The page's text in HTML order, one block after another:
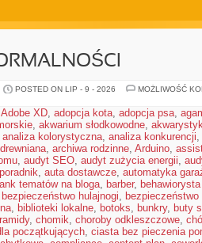
POSTED ON LIP - 9 - 2026
MOŻLIWOŚĆ
Adobe XD, adopcja kota, adopcja psa,
, akwarium słodkowodne,
analiza kolorystyczna, analiza konkurencji,
, archiwa rodzinne, Arduino,
, audyt SEO, audyt zużycia energii,
, auta dostawcze, automatyka
tematów na bloga, barber,
bezpieczeństwo hulajnogi,
, biblioteki lokalne, botoks, bunkry, buty
, chomik, choroby odkleszczowe,
początkujących, ciasta bez pieczenia